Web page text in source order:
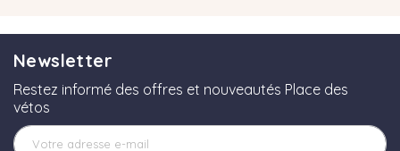
Newsletter
Restez informé des offres et nouveautés Place des
vétos